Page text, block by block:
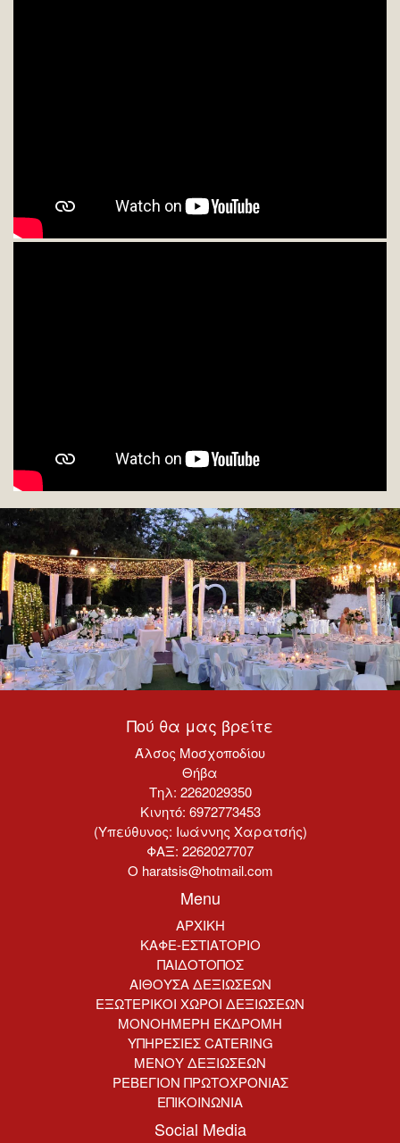
Πού θα μας βρείτε
Άλσος Μοσχοποδίου
Θήβα
Τηλ: 2262029350
Κινητό: 6972773453
(Υπεύθυνος: Ιωάννης Χαρατσής)
ΦΑΞ: 2262027707
Ο haratsis@hotmail.com
Menu
ΑΡΧΙΚΗ
ΚΑΦΕ-ΕΣΤΙΑΤΟΡΙΟ
ΠΑΙΔΟΤΟΠΟΣ
ΑΙΘΟΥΣΑ ΔΕΞΙΩΣΕΩΝ
ΕΞΩΤΕΡΙΚΟΙ ΧΩΡΟΙ ΔΕΞΙΩΣΕΩΝ
ΜΟΝΟΗΜΕΡΗ ΕΚΔΡΟΜΗ
ΥΠΗΡΕΣΙΕΣ CATERING
ΜΕΝΟΥ ΔΕΞΙΩΣΕΩΝ
ΡΕΒΕΓΙΟΝ ΠΡΩΤΟΧΡΟΝΙΑΣ
ΕΠΙΚΟΙΝΩΝΙΑ
Social Media